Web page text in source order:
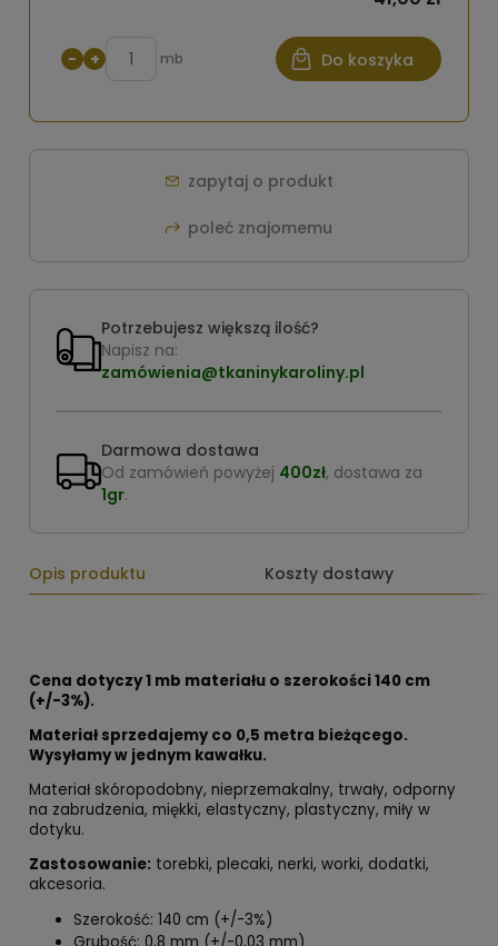
− + mb Do koszyka
zapytaj o produkt
poleć znajomemu
Potrzebujesz większą ilość?
Napisz na:
zamówienia@tkaninykaroliny.pl
Darmowa dostawa
Od zamówień powyżej 400zł, dostawa za
1gr.
Opis produktu Koszty dostawy
Cena dotyczy 1 mb materiału o szerokości 140 cm
(+/-3%).
Materiał sprzedajemy co 0,5 metra bieżącego.
Wysyłamy w jednym kawałku.
Materiał skóropodobny, nieprzemakalny, trwały, odporny
na zabrudzenia, miękki, elastyczny, plastyczny, miły w
dotyku.
Zastosowanie: torebki, plecaki, nerki, worki, dodatki,
akcesoria.
Szerokość: 140 cm (+/-3%)
Grubość: 0,8 mm (+/-0,03 mm)